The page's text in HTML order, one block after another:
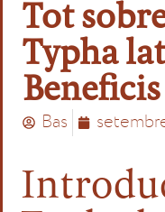
Tot
Typha
Bas